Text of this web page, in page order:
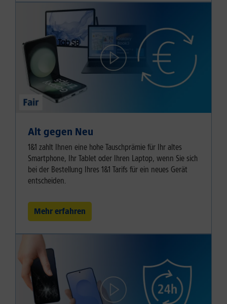
Alt gegen Neu
1&1 zahlt Ihnen eine hohe Tauschprämie für Ihr altes
Smartphone, Ihr Tablet oder Ihren Laptop, wenn Sie sich
bei der Bestellung Ihres 1&1 Tarifs für ein neues Gerät
entscheiden.
Mehr erfahren